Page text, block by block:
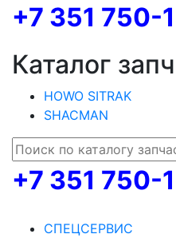
+7 351 750-
Каталог
HOWO SITRAK
SHACMAN
+7 351 750-
СПЕЦСЕРВИС